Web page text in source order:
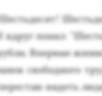
по­нял:
Впер­вые
сво­бод­но­го
ви­деть